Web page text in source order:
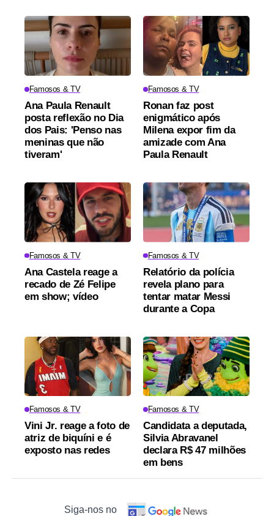
Famosos & TV
Ana Paula Renault
posta reflexão no Dia
dos Pais: 'Penso nas
meninas que não
tiveram'
Famosos & TV
Ronan faz post
enigmático após
Milena expor fim da
amizade com Ana
Paula Renault
Famosos & TV
Ana Castela reage a
recado de Zé Felipe
em show; vídeo
Famosos & TV
Relatório da polícia
revela plano para
tentar matar Messi
durante a Copa
Famosos & TV
Vini Jr. reage a foto de
atriz de biquíni e é
exposto nas redes
Famosos & TV
Candidata a deputada,
Silvia Abravanel
declara R$ 47 milhões
em bens
Siga-nos no